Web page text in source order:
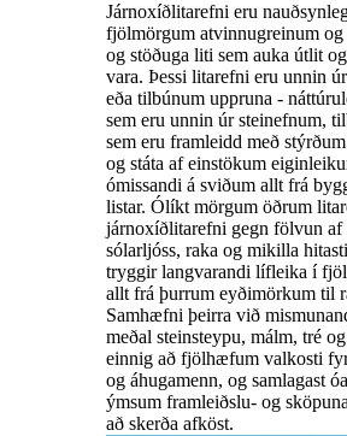
Járnoxíðlitarefni eru
fjölmörgum atvinnugreinum og
og stöðuga liti sem auka útlit
vara. Þessi litarefni eru unnin
eða tilbúnum uppruna -
sem eru unnin úr steinefnum,
sem eru framleidd með
og státa af einstökum
ómissandi á sviðum allt frá
listar. Ólíkt mörgum öðrum
járnoxíðlitarefni gegn fölvun af
sólarljóss, raka og mikilla
tryggir langvarandi lífleika í
allt frá þurrum eyðimörkum til
Samhæfni þeirra við
meðal steinsteypu, málm, tré
einnig að fjölhæfum valkosti
og áhugamenn, og samlagast
ýmsum framleiðslu- og
að skerða afköst.